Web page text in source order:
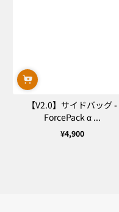
【V2.0】サイドバッグ -
ForcePack α ...
通
¥4,900